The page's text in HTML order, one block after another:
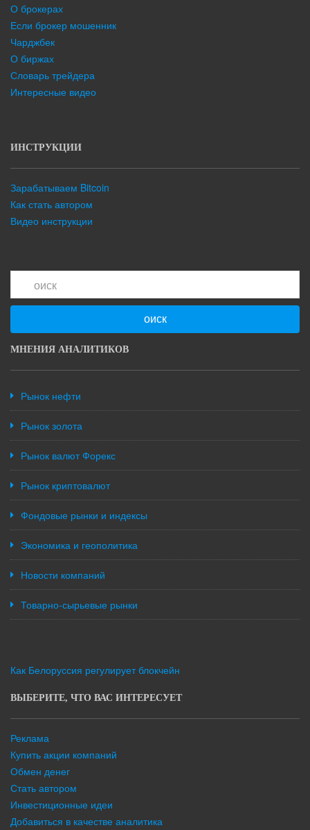
О брокерах
Если брокер мошенник
Чарджбек
О биржах
Словарь трейдера
Интересные видео
ИНСТРУКЦИИ
Зарабатываем Bitcoin
Как стать автором
Видео инструкции
оиск
МНЕНИЯ АНАЛИТИКОВ
Рынок нефти
Рынок золота
Рынок валют Форекс
Рынок криптовалют
Фондовые рынки и индексы
Экономика и геополитика
Новости компаний
Товарно-сырьевые рынки
Как Белоруссия регулирует блокчейн
ВЫБЕРИТЕ, ЧТО ВАС ИНТЕРЕСУЕТ
Реклама
Купить акции компаний
Обмен денег
Стать автором
Инвестиционные идеи
Добавиться в качестве аналитика